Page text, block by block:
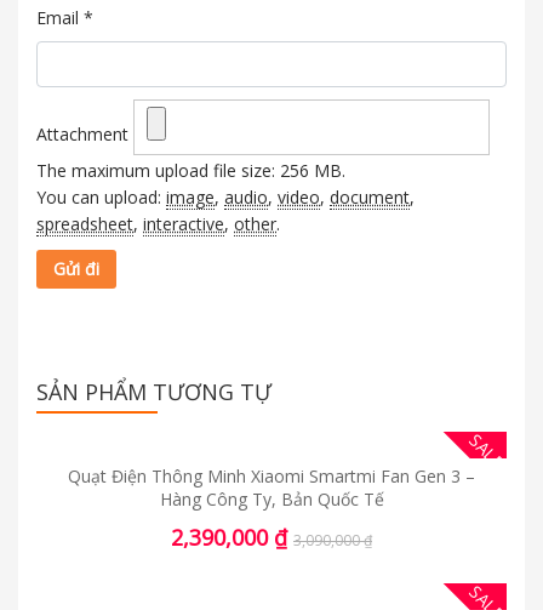
Email *
Attachment
The maximum upload file size: 256 MB.
You can upload: image, audio, video, document,
spreadsheet, interactive, other.
SẢN PHẨM TƯƠNG TỰ
SALE
Quạt Điện Thông Minh Xiaomi Smartmi Fan Gen 3 –
Hàng Công Ty, Bản Quốc Tế
2,390,000 ₫ 3,090,000₫